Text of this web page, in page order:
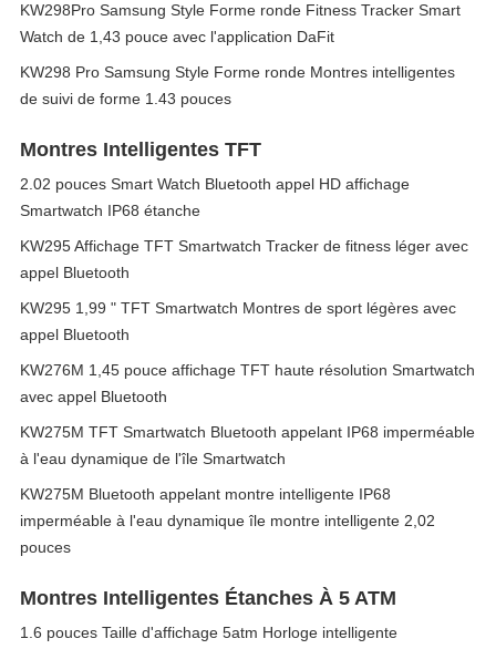
KW298Pro Samsung Style Forme ronde Fitness Tracker Smart
Watch de 1,43 pouce avec l'application DaFit
KW298 Pro Samsung Style Forme ronde Montres intelligentes
de suivi de forme 1.43 pouces
Montres Intelligentes TFT
2.02 pouces Smart Watch Bluetooth appel HD affichage
Smartwatch IP68 étanche
KW295 Affichage TFT Smartwatch Tracker de fitness léger avec
appel Bluetooth
KW295 1,99 " TFT Smartwatch Montres de sport légères avec
appel Bluetooth
KW276M 1,45 pouce affichage TFT haute résolution Smartwatch
avec appel Bluetooth
KW275M TFT Smartwatch Bluetooth appelant IP68 imperméable
à l'eau dynamique de l'île Smartwatch
KW275M Bluetooth appelant montre intelligente IP68
imperméable à l'eau dynamique île montre intelligente 2,02
pouces
Montres Intelligentes Étanches À 5 ATM
1.6 pouces Taille d'affichage 5atm Horloge intelligente